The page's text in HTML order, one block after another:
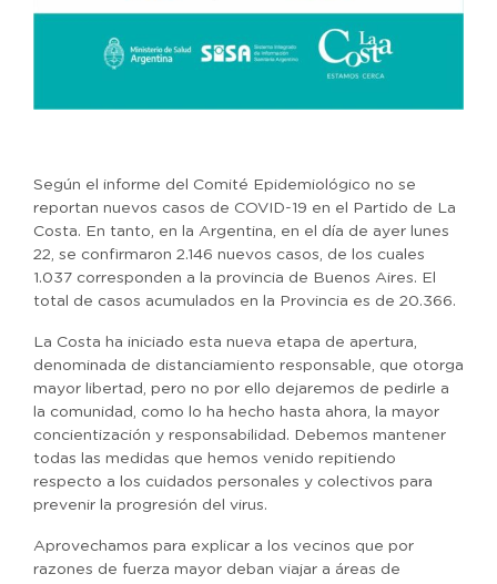
Según el informe del Comité Epidemiológico no se
reportan nuevos casos de COVID-19 en el Partido de La
Costa. En tanto, en la Argentina, en el día de ayer lunes
22, se confirmaron 2.146 nuevos casos, de los cuales
1.037 corresponden a la provincia de Buenos Aires. El
total de casos acumulados en la Provincia es de 20.366.
La Costa ha iniciado esta nueva etapa de apertura,
denominada de distanciamiento responsable, que otorga
mayor libertad, pero no por ello dejaremos de pedirle a
la comunidad, como lo ha hecho hasta ahora, la mayor
concientización y responsabilidad. Debemos mantener
todas las medidas que hemos venido repitiendo
respecto a los cuidados personales y colectivos para
prevenir la progresión del virus.
Aprovechamos para explicar a los vecinos que por
razones de fuerza mayor deban viajar a áreas de